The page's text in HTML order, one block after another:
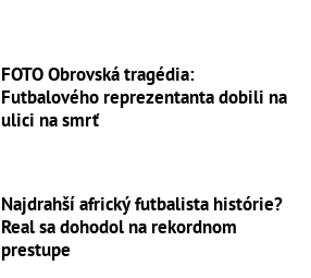
FOTO Obrovská tragédia:
Futbalového reprezentanta dobili na
ulici na smrť
Najdrahší africký futbalista histórie?
Real sa dohodol na rekordnom
prestupe